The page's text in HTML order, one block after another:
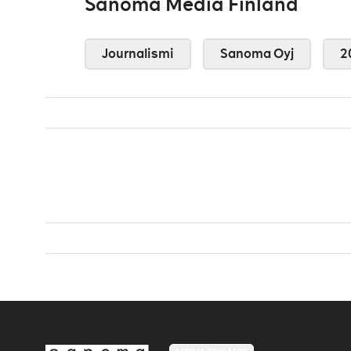
Journalismi Sanoma Oyj